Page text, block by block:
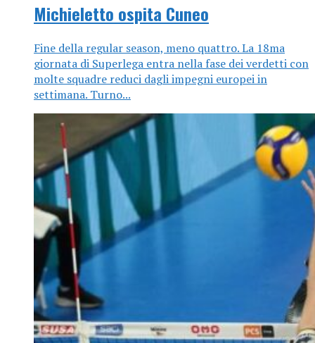
Michieletto ospita Cuneo
Fine della regular season, meno quattro. La 18ma
giornata di Superlega entra nella fase dei verdetti con
molte squadre reduci dagli impegni europei in
settimana. Turno...